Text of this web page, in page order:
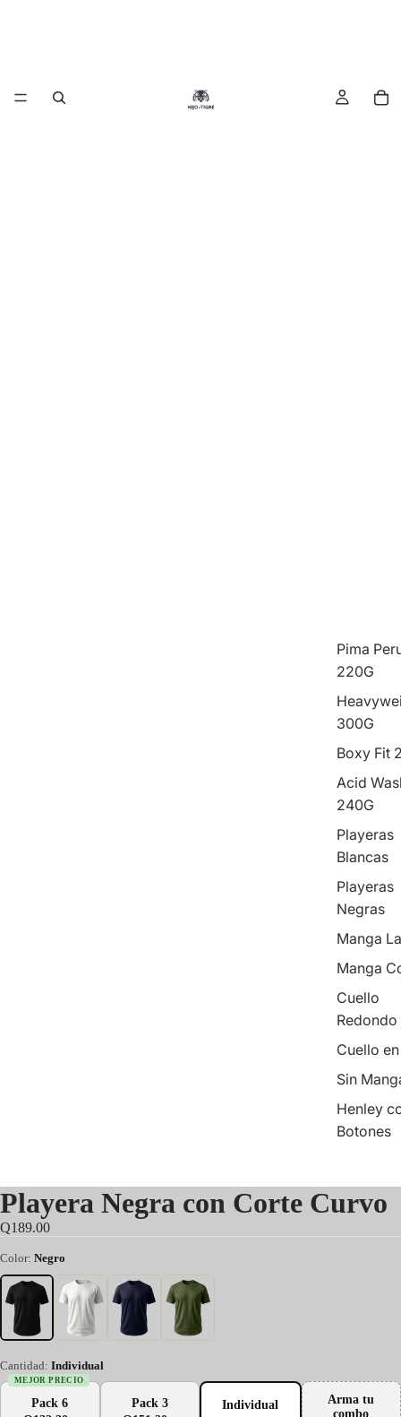
Pima
220G
300G
Boxy Fit
Acid
240G
Playeras
Blancas
Playeras
Negras
Manga
Manga
Cuello
Redondo
Cuello
Sin
Henley
Botones
Playera Negra con Corte Curvo
Q189.00
Color: Negro
Cantidad: Individual
MEJOR PRECIO
Pack 6
Pack 3
Individual
Arma tu
combo